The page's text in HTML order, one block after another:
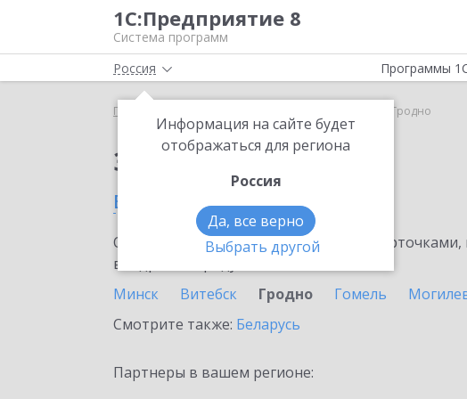
1С:Предприятие 8
Система программ
Россия
Информация на сайте будет
отображаться для региона
Россия
Да, все верно
Выбрать другой
Программы
Главная Smartway в Гродно
Заказать Smartway
в Гродно
Ознакомьтесь с информационными карточками,
внедрение продукта.
Минск
Витебск Гродно Гомель
Смотрите также: Беларусь
Партнеры в вашем регионе: